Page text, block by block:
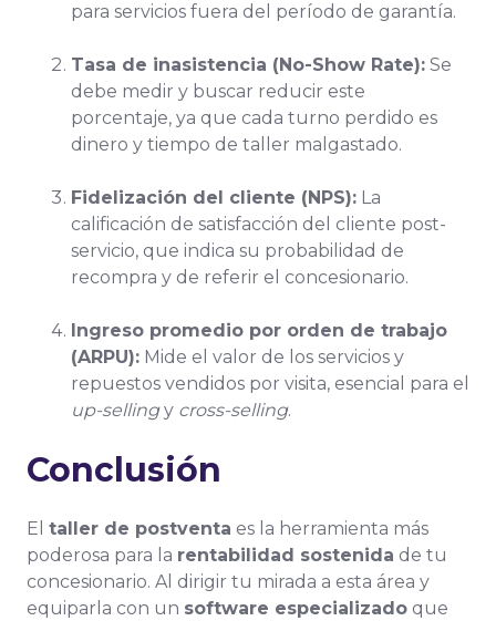
para servicios fuera del período de garantía.
Tasa de inasistencia (No-Show Rate): Se
debe medir y buscar reducir este
porcentaje, ya que cada turno perdido es
dinero y tiempo de taller malgastado.
Fidelización del cliente (NPS): La
calificación de satisfacción del cliente post-
servicio, que indica su probabilidad de
recompra y de referir el concesionario.
Ingreso promedio por orden de trabajo
(ARPU): Mide el valor de los servicios y
repuestos vendidos por visita, esencial para el
up-sellingy cross-selling.
Conclusión
El taller de postventa es la herramienta más
poderosa para la rentabilidad sostenida de tu
concesionario. Al dirigir tu mirada a esta área y
equiparla con un software especializado que